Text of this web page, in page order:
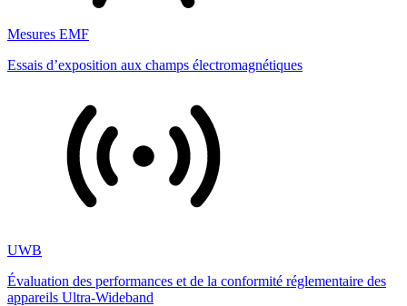
Mesures EMF
Essais d’exposition aux champs électromagnétiques
UWB
Évaluation des performances et de la conformité réglementaire des
appareils Ultra-Wideband